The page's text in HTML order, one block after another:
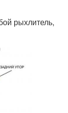
рыхлитель,